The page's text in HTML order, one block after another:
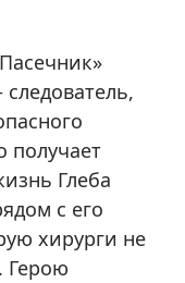
получает
Глеба
с его
хирурги не
Герою